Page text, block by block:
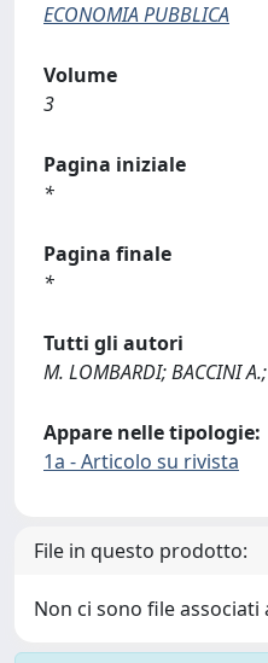
ECONOMIA PUBBLICA
Volume
3
Pagina iniziale
*
Pagina finale
*
Tutti gli autori
M. LOMBARDI; BACCINI
Appare nelle tipologie:
1a - Articolo su rivista
File in questo prodotto:
Non ci sono file